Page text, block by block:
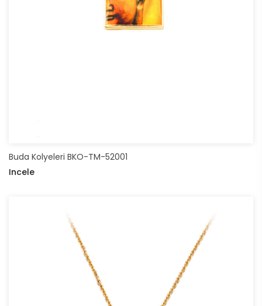
Buda Kolyeleri BKO-TM-52001
Incele